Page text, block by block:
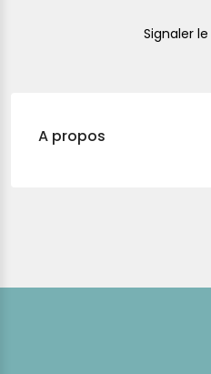
Signaler
A propos